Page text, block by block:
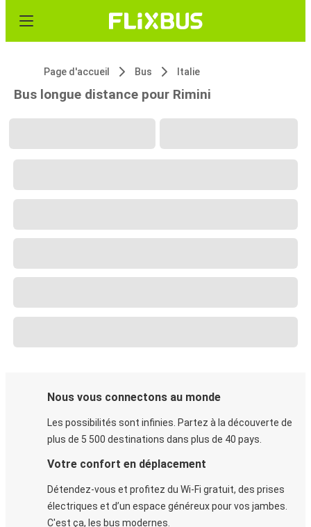
Page d'accueil Bus Italie
Bus longue distance pour Rimini
Nous vous connectons au monde
Les possibilités sont infinies. Partez à la découverte de
plus de 5 500 destinations dans plus de 40 pays.
Votre confort en déplacement
Détendez-vous et profitez du Wi-Fi gratuit, des prises
électriques et d’un espace généreux pour vos jambes.
C'est ça, les bus modernes.